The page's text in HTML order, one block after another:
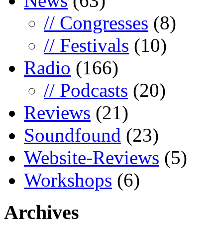
// Congresses (8)
// Festivals (10)
Radio (166)
// Podcasts (20)
Reviews (21)
Soundfound (23)
Website-Reviews (5)
Workshops (6)
Archives